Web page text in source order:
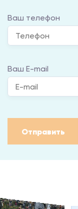
Ваш телефон
Ваш E-mail
Отправить